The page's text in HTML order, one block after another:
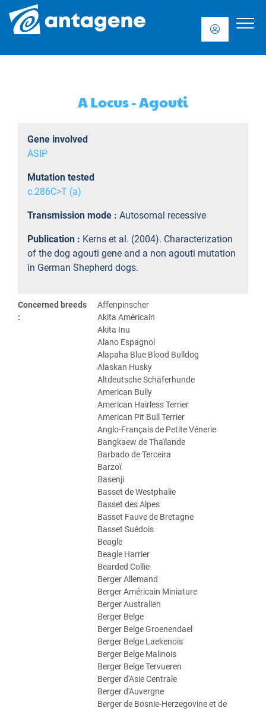
A Locus - Agouti
Gene involved
ASIP
Mutation tested
c.286C>T (a)
Transmission mode : Autosomal recessive
Publication : Kerns et al. (2004). Characterization
of the dog agouti gene and a non agouti mutation
in German Shepherd dogs.
Concerned breeds
:
Affenpinscher
Akita Américain
Akita Inu
Alano Espagnol
Alapaha Blue Blood Bulldog
Alaskan Husky
Altdeutsche Schäferhunde
American Bully
American Hairless Terrier
American Pit Bull Terrier
Anglo-Français de Petite Vénerie
Bangkaew de Thaïlande
Barbado de Terceira
Barzoï
Basenji
Basset de Westphalie
Basset des Alpes
Basset Fauve de Bretagne
Basset Suédois
Beagle
Beagle Harrier
Bearded Collie
Berger Allemand
Berger Américain Miniature
Berger Australien
Berger Belge
Berger Belge Groenendael
Berger Belge Laekenois
Berger Belge Malinois
Berger Belge Tervueren
Berger d'Asie Centrale
Berger d'Auvergne
Berger de Bosnie-Herzegovine et de